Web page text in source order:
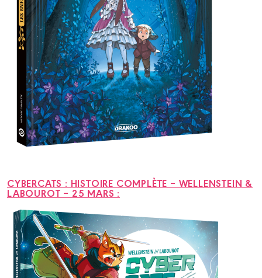
CYBERCATS : HISTOIRE COMPLÈTE – WELLENSTEIN &
LABOUROT – 25 MARS :